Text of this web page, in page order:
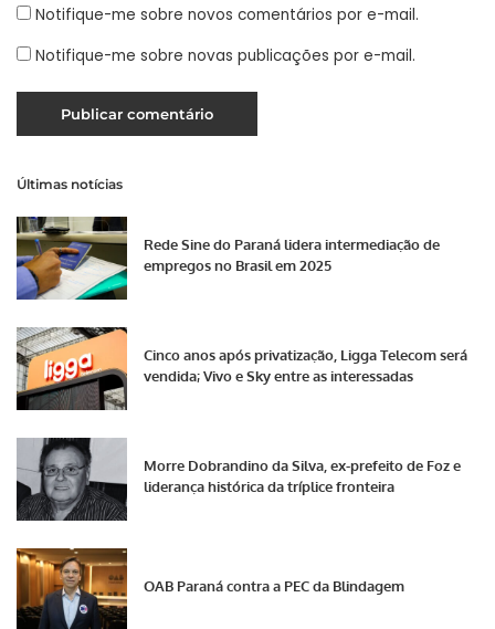
Notifique-me sobre novos comentários por e-mail.
Notifique-me sobre novas publicações por e-mail.
Últimas notícias
Rede Sine do Paraná lidera intermediação de
empregos no Brasil em 2025
Cinco anos após privatização, Ligga Telecom será
vendida; Vivo e Sky entre as interessadas
Morre Dobrandino da Silva, ex-prefeito de Foz e
liderança histórica da tríplice fronteira
OAB Paraná contra a PEC da Blindagem